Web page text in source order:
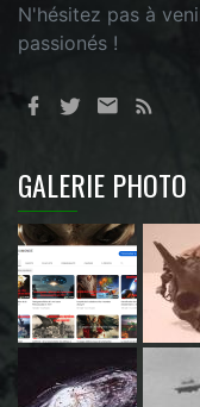
N'hésitez pas à
passionés !
GALERIE PHOTO